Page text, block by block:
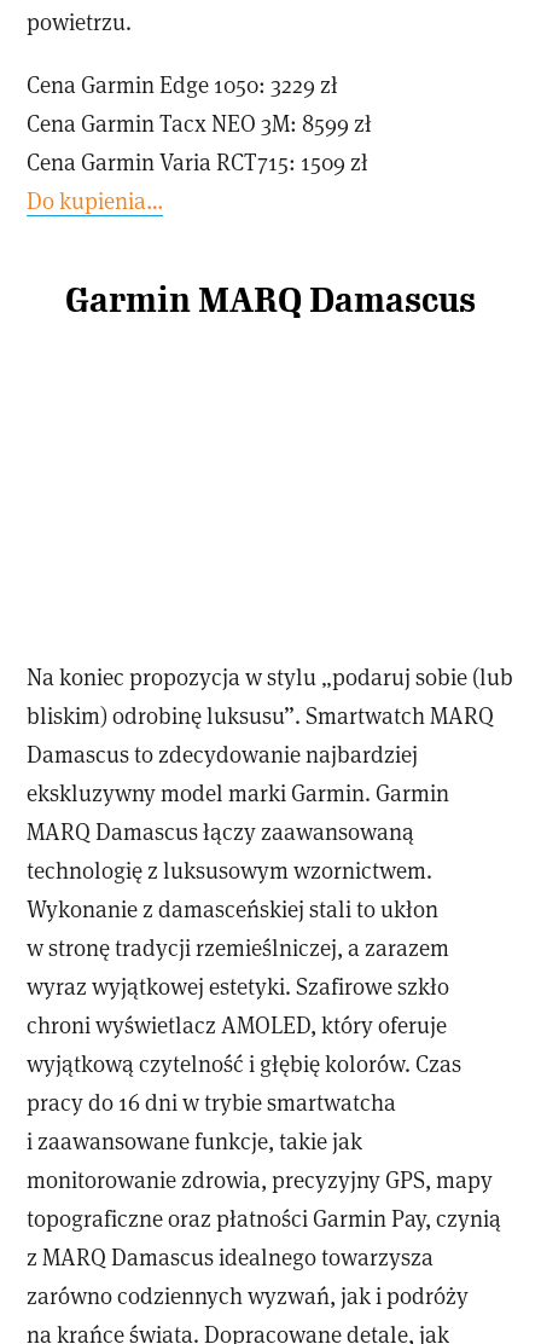
powietrzu.
Cena Garmin Edge 1050: 3229 zł
Cena Garmin Tacx NEO 3M: 8599 zł
Cena Garmin Varia RCT715: 1509 zł
Do kupienia…
Garmin MARQ Damascus
Na koniec propozycja w stylu „podaruj sobie (lub
bliskim) odrobinę luksusu”. Smartwatch MARQ
Damascus to zdecydowanie najbardziej
ekskluzywny model marki Garmin. Garmin
MARQ Damascus łączy zaawansowaną
technologię z luksusowym wzornictwem.
Wykonanie z damasceńskiej stali to ukłon
w stronę tradycji rzemieślniczej, a zarazem
wyraz wyjątkowej estetyki. Szafirowe szkło
chroni wyświetlacz AMOLED, który oferuje
wyjątkową czytelność i głębię kolorów. Czas
pracy do 16 dni w trybie smartwatcha
i zaawansowane funkcje, takie jak
monitorowanie zdrowia, precyzyjny GPS, mapy
topograficzne oraz płatności Garmin Pay, czynią
z MARQ Damascus idealnego towarzysza
zarówno codziennych wyzwań, jak i podróży
na krańce świata. Dopracowane detale, jak